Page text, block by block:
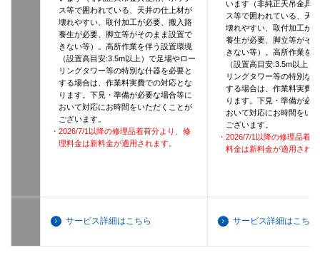
ス等で囲われている、天井の仕上材が
壊れやすい、取付加工が必要、搬入路
養生が必要、脚立等がそのまま設置で
きない等）。高所作業を伴う設置環境
（設置高目安:3.5m以上）で足場やロー
リングタワー等の特別な什器を必要と
する場合は、作業料実費での対応とな
ります。下見・準備が必要な場合等に
おいて対応にお時間をいただくことが
ございます。
・2026/7/1以降の修理品着荷分より、修
理料金は新料金が適用されます。
います（非純正天吊金具
ス等で囲われている、天
壊れやすい、取付加工が
養生が必要、脚立等がそ
きない等）。高所作業を
（設置高目安:3.5m以上）
リングタワー等の特別な
する場合は、作業料実費
ります。下見・準備が必
おいて対応にお時間をい
ございます。
・2026/7/1以降の修理品着
料金は新料金が適用され
サービス詳細はこちら サービス詳細はこちら